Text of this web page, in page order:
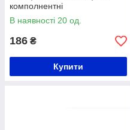
комполнентні
В наявності 20 од.
186 ₴
Купити